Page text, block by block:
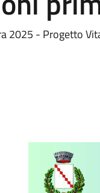
2025 - Progetto